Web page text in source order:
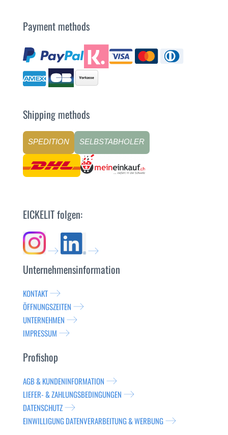
Payment methods
Shipping methods
SPEDITION SELBSTABHOLER
EICKELIT folgen:
Unternehmensinformation
KONTAKT
ÖFFNUNGSZEITEN
UNTERNEHMEN
IMPRESSUM
Profishop
AGB & KUNDENINFORMATION
LIEFER- & ZAHLUNGSBEDINGUNGEN
DATENSCHUTZ
EINWILLIGUNG DATENVERARBEITUNG & WERBUNG